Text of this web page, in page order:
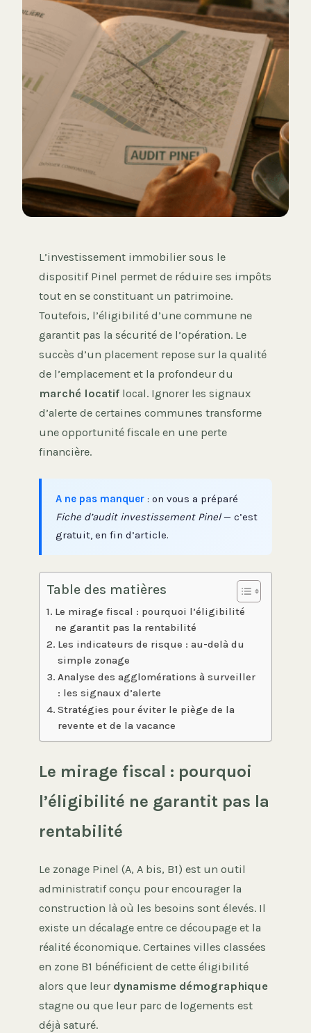
L’investissement immobilier sous le
dispositif Pinel permet de réduire ses impôts
tout en se constituant un patrimoine.
Toutefois, l’éligibilité d’une commune ne
garantit pas la sécurité de l’opération. Le
succès d’un placement repose sur la qualité
de l’emplacement et la profondeur du
marché locatif local. Ignorer les signaux
d’alerte de certaines communes transforme
une opportunité fiscale en une perte
financière.
A ne pas manquer : on vous a préparé
Fiche d’audit investissement Pinel— c’est
gratuit, en fin d’article.
Table des matières
Le mirage fiscal : pourquoi l’éligibilité
ne garantit pas la rentabilité
Les indicateurs de risque : au-delà du
simple zonage
Analyse des agglomérations à surveiller
: les signaux d’alerte
Stratégies pour éviter le piège de la
revente et de la vacance
Le mirage fiscal : pourquoi
l’éligibilité ne garantit pas la
rentabilité
Le zonage Pinel (A, A bis, B1) est un outil
administratif conçu pour encourager la
construction là où les besoins sont élevés. Il
existe un décalage entre ce découpage et la
réalité économique. Certaines villes classées
en zone B1 bénéficient de cette éligibilité
alors que leur dynamisme démographique
stagne ou que leur parc de logements est
déjà saturé.